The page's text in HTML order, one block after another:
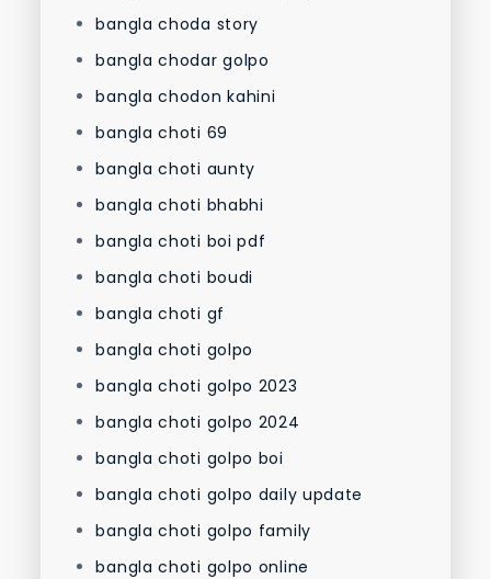
bangla choda story
bangla chodar golpo
bangla chodon kahini
bangla choti 69
bangla choti aunty
bangla choti bhabhi
bangla choti boi pdf
bangla choti boudi
bangla choti gf
bangla choti golpo
bangla choti golpo 2023
bangla choti golpo 2024
bangla choti golpo boi
bangla choti golpo daily update
bangla choti golpo family
bangla choti golpo online